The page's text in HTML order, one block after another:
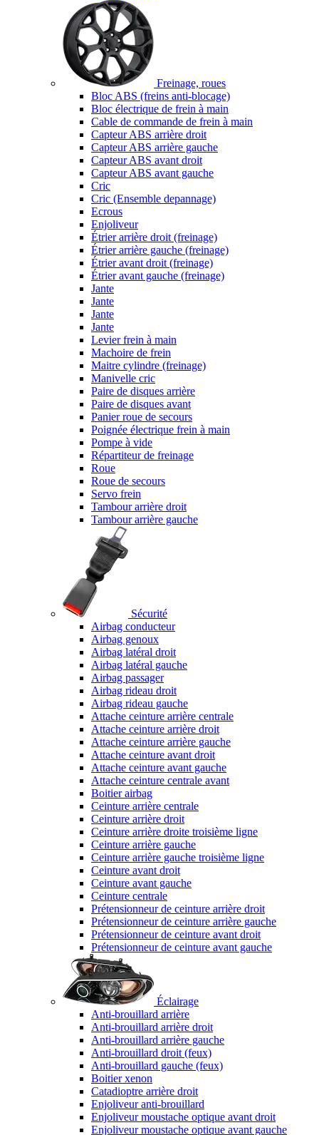
Freinage, roues
Bloc ABS (freins anti-blocage)
Bloc électrique de frein à main
Cable de commande de frein à main
Capteur ABS arrière droit
Capteur ABS arrière gauche
Capteur ABS avant droit
Capteur ABS avant gauche
Cric
Cric (Ensemble depannage)
Ecrous
Enjoliveur
Étrier arrière droit (freinage)
Étrier arrière gauche (freinage)
Étrier avant droit (freinage)
Étrier avant gauche (freinage)
Jante
Jante
Jante
Jante
Levier frein à main
Machoire de frein
Maitre cylindre (freinage)
Manivelle cric
Paire de disques arrière
Paire de disques avant
Panier roue de secours
Poignée électrique frein à main
Pompe à vide
Répartiteur de freinage
Roue
Roue de secours
Servo frein
Tambour arrière droit
Tambour arrière gauche
Sécurité
Airbag conducteur
Airbag genoux
Airbag latéral droit
Airbag latéral gauche
Airbag passager
Airbag rideau droit
Airbag rideau gauche
Attache ceinture arrière centrale
Attache ceinture arrière droit
Attache ceinture arrière gauche
Attache ceinture avant droit
Attache ceinture avant gauche
Attache ceinture centrale avant
Boitier airbag
Ceinture arrière centrale
Ceinture arrière droit
Ceinture arrière droite troisième ligne
Ceinture arrière gauche
Ceinture arrière gauche troisième ligne
Ceinture avant droit
Ceinture avant gauche
Ceinture centrale
Prétensionneur de ceinture arrière droit
Prétensionneur de ceinture arrière gauche
Prétensionneur de ceinture avant droit
Prétensionneur de ceinture avant gauche
Éclairage
Anti-brouillard arrière
Anti-brouillard arrière droit
Anti-brouillard arrière gauche
Anti-brouillard droit (feux)
Anti-brouillard gauche (feux)
Boitier xenon
Catadioptre arrière droit
Enjoliveur anti-brouillard
Enjoliveur moustache optique avant droit
Enjoliveur moustache optique avant gauche